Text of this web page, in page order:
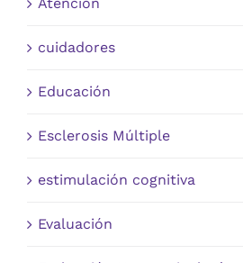
cuidadores
Educación
Esclerosis Múltiple
estimulación cognitiva
Evaluación